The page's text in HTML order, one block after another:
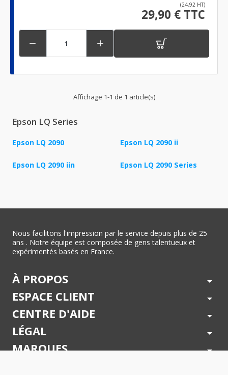
(24,92 HT)
29,90 € TTC
 
Affichage 1-1 de 1 article(s)
Epson LQ Series
Epson LQ 2090 Epson LQ 2090 ii
Epson LQ 2090 iin Epson LQ 2090 Series
Nous facilitons l'impression par le service depuis plus de 25
ans . Notre équipe est composée de gens talentueux et
expérimentés basés en France.
À PROPOS arrow_drop_down
ESPACE CLIENT arrow_drop_down
CENTRE D'AIDE arrow_drop_down
LÉGAL arrow_drop_down
MARQUES arrow_drop_down